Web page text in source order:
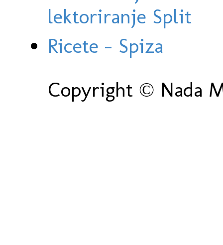
lektoriranje Split
Ricete - Spiza
Copyright © Nada